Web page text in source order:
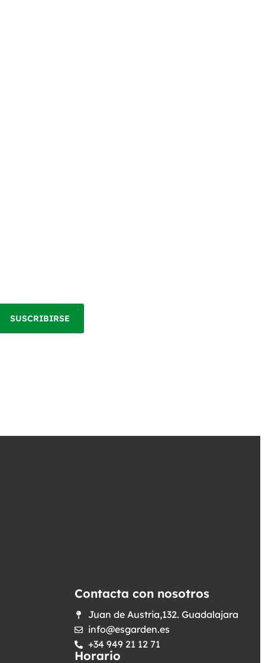
SUSCRIBIRSE
Contacta con nosotros
Juan de Austria,132. Guadalajara
info@esgarden.es
+34 949 21 12 71
Horario